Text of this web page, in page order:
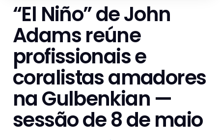
“El Niño” de John
Adams reúne
profissionais e
coralistas amadores
na Gulbenkian —
sessão de 8 de maio